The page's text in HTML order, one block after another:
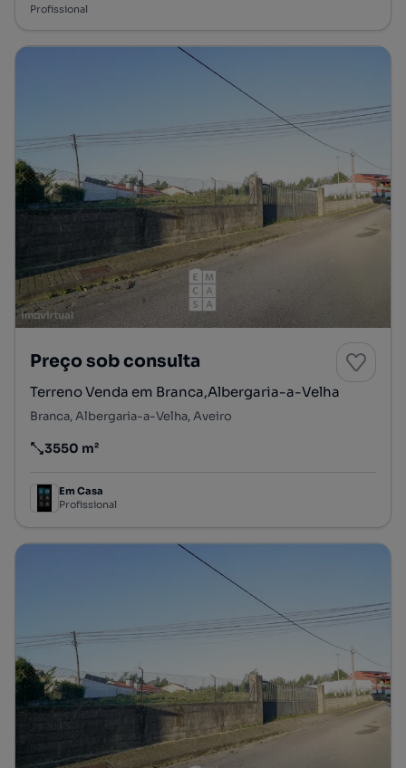
Profissional
Preço sob consulta
Terreno Venda em Branca,Albergaria-a-Velha
Branca, Albergaria-a-Velha, Aveiro
Preço por metro quadrado
3550 m²
Em Casa
Profissional